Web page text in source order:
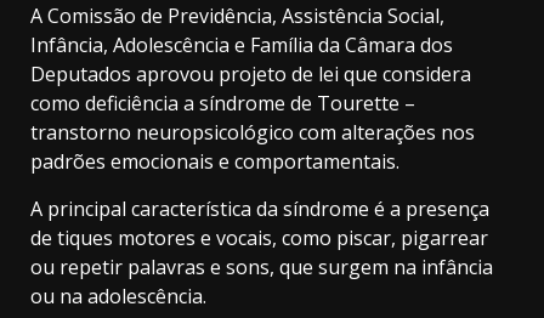
A Comissão de Previdência, Assistência Social,
Infância, Adolescência e Família da Câmara dos
Deputados aprovou projeto de lei que considera
como deficiência a síndrome de Tourette –
transtorno neuropsicológico com alterações nos
padrões emocionais e comportamentais.
A principal característica da síndrome é a presença
de tiques motores e vocais, como piscar, pigarrear
ou repetir palavras e sons, que surgem na infância
ou na adolescência.